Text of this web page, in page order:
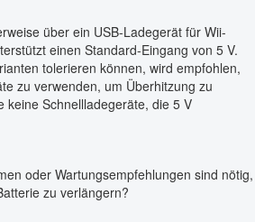
über ein USB-Ladegerät für Wii-
einen Standard-Eingang von 5 V.
tolerieren können, wird empfohlen,
zu verwenden, um Überhitzung zu
keine Schnellladegeräte, die 5 V
oder Wartungsempfehlungen sind nötig,
zu verlängern?